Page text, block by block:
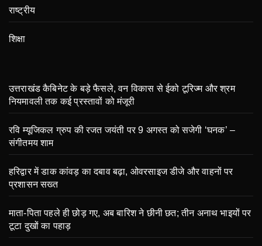
राष्ट्रीय
शिक्षा
उत्तराखंड कैबिनेट के बड़े फैसले, वन विकास से ईको टूरिज्म और श्रम
नियमावली तक कई प्रस्तावों को मंजूरी
रवि म्यूजिकल ग्रुप की रजत जयंती पर 9 अगस्त को सजेगी ‘घनक’ –
संगीतमय शाम
हरिद्वार में डाक कांवड़ का दबाव बढ़ा, ओवरसाइज डीजे और वाहनों पर
प्रशासन सख्त
माता-पिता पहले ही छोड़ गए, अब बारिश ने छीनी छत; तीन अनाथ भाइयों पर
टूटा दुखों का पहाड़